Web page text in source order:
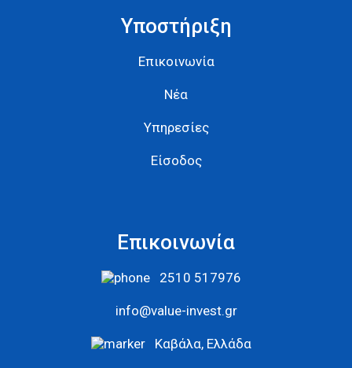
Υποστήριξη
Επικοινωνία
Νέα
Υπηρεσίες
Είσοδος
Επικοινωνία
2510 517976
info@value-invest.gr
Καβάλα, Ελλάδα